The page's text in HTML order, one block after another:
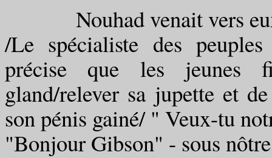
Nouhad venait vers
/Le spécialiste des
précise que les jeunes
gland/relever sa jupette et
son pénis gainé/ " Veux-tu
"Bonjour Gibson" - sous